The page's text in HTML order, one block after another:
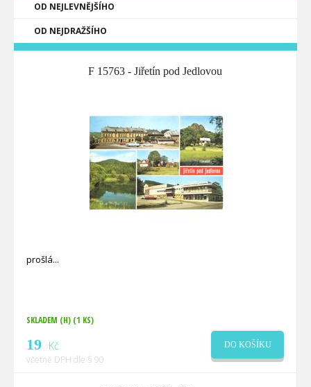
OD NEJLEVNĚJŠÍHO
OD NEJDRAŽŠÍHO
F 15763 - Jiřetín pod Jedlovou
prošlá
SKLADEM (H) (1 KS)
19 Kč
včetně DPH dle § 90
DO KOŠÍKU